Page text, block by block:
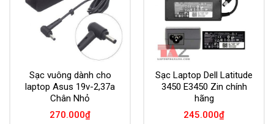
Sạc vuông dành cho
laptop Asus 19v-2,37a
Chân Nhỏ
270.000₫
Sạc Laptop Dell Latitude
3450 E3450 Zin chính
hãng
245.000₫